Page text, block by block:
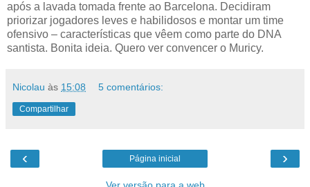
após a lavada tomada frente ao Barcelona. Decidiram
priorizar jogadores leves e habilidosos e montar um time
ofensivo – características que vêem como parte do DNA
santista. Bonita ideia. Quero ver convencer o Muricy.
Nicolau às 15:08 5 comentários:
Compartilhar
‹ ›
Página inicial